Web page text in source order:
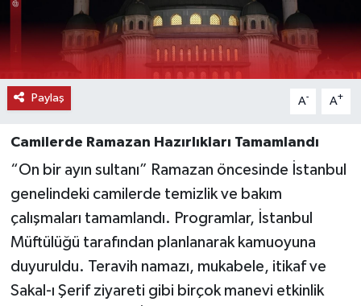
Paylaş A- A+
Camilerde Ramazan Hazırlıkları Tamamlandı
“On bir ayın sultanı” Ramazan öncesinde İstanbul
genelindeki camilerde temizlik ve bakım
çalışmaları tamamlandı. Programlar, İstanbul
Müftülüğü tarafından planlanarak kamuoyuna
duyuruldu. Teravih namazı, mukabele, itikaf ve
Sakal-ı Şerif ziyareti gibi birçok manevi etkinlik
TİCARET
YAŞAM